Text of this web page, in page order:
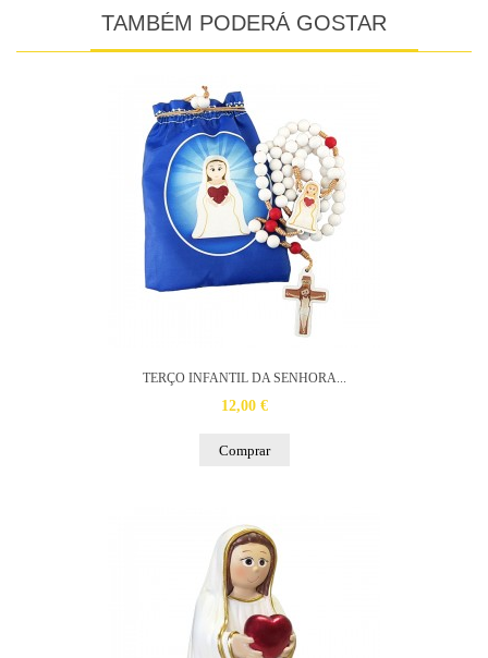
TAMBÉM PODERÁ GOSTAR
TERÇO INFANTIL DA SENHORA...
12,00 €
Comprar